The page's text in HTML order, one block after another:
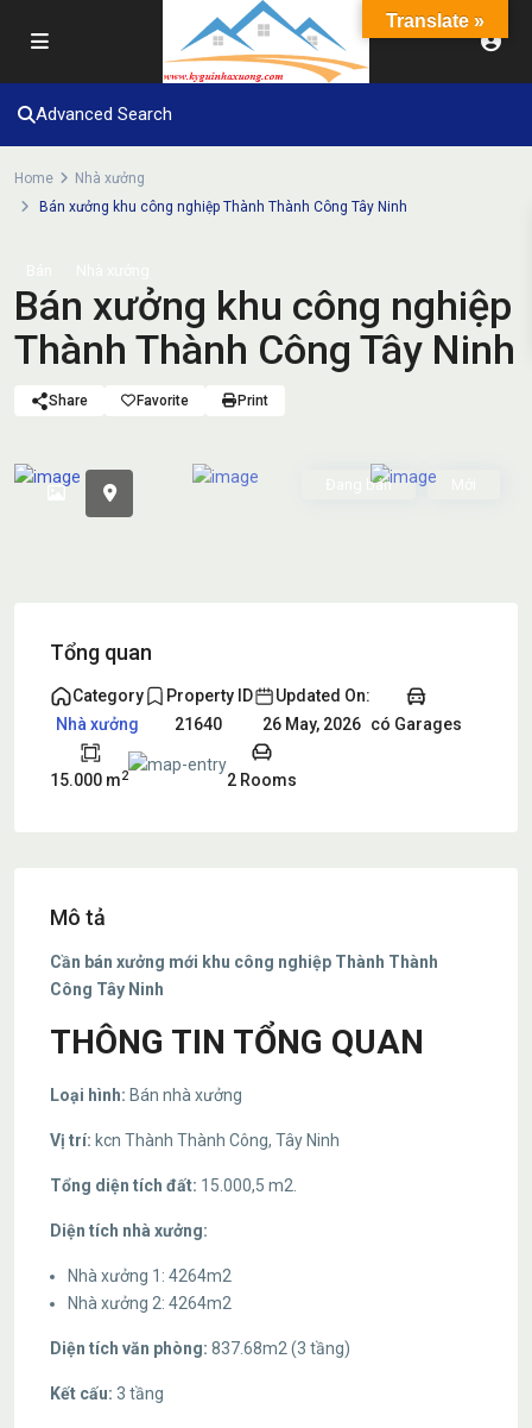
Advanced Search
Home
Nhà xưởng
Bán xưởng khu công nghiệp Thành Thành Công Tây Ninh
Bán xưởng khu công nghiệp
Thành Thành Công Tây Ninh
Share Favorite Print
Đang bán
Tổng quan
Category
Nhà xưởng
Property ID
21640
Updated On:
26 May, 2026 có Garages
15.000 m2 2 Rooms
Mô tả
Cần bán xưởng mới khu công nghiệp Thành Thành
Công Tây Ninh
THÔNG TIN TỔNG QUAN
Loại hình: Bán nhà xưởng
Vị trí: kcn Thành Thành Công, Tây Ninh
Tổng diện tích đất: 15.000,5 m2.
Diện tích nhà xưởng:
Nhà xưởng 1: 4264m2
Nhà xưởng 2: 4264m2
Diện tích văn phòng: 837.68m2 (3 tầng)
Kết cấu: 3 tầng
Translate »